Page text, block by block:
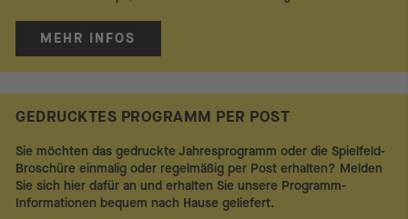
MEHR INFOS
GEDRUCKTES PROGRAMM PER POST
Sie möchten das gedruckte Jahresprogramm oder die Spielfeld-
Broschüre einmalig oder regelmäßig per Post erhalten? Melden
Sie sich hier dafür an und erhalten Sie unsere Programm-
Informationen bequem nach Hause geliefert.